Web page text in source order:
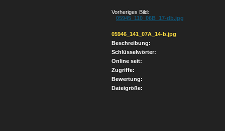
Vorheriges Bild:
05945_110_06B_17-db.jpg
05946_141_07A_14-b.jpg
Beschreibung:
Schlüsselwörter:
Online seit:
Zugriffe:
Bewertung:
Dateigröße: